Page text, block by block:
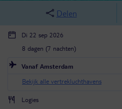
Delen
Di 22 sep 2026
8 dagen (7 nachten)
Vanaf Amsterdam
Bekijk alle vertrekluchthavens
Logies